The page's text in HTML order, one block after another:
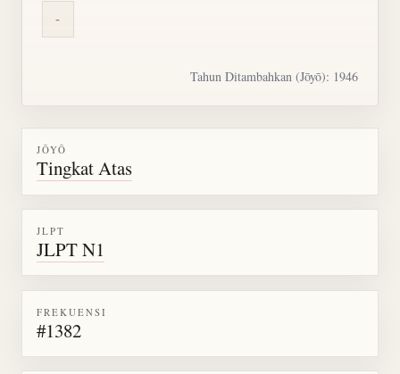
-
Tahun Ditambahkan (Jōyō): 1946
JŌYŌ
Tingkat Atas
JLPT
JLPT N1
FREKUENSI
#1382